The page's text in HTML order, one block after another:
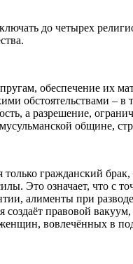
до четырех
обеспечение их
обстоятельствами –
а разрешение,
общине,
только гражданский
Это означает, что с
алименты при
правовой
вовлечённых в